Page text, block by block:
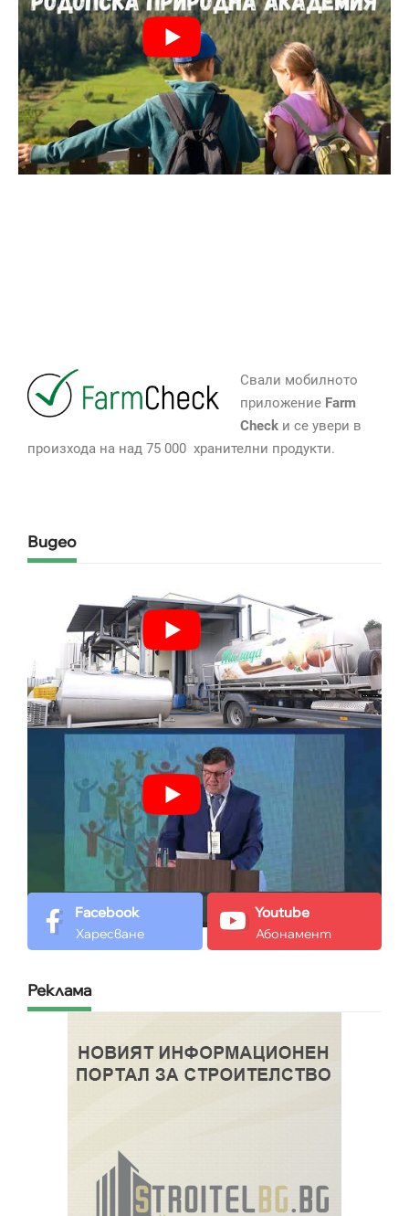
Свали мобилното
приложение Farm
Checkи се увери в
произхода на над 75 000 хранителни продукти.
Видео
Facebook
Харесване
Youtube
Абонамент
Реклама